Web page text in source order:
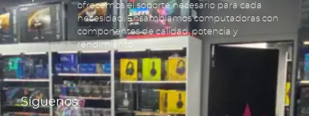
ofrecemos el soporte necesario para cada
necesidad. Ensamblamos computadoras con
componentes de calidad, potencia y
rendimiento.
Síguenos